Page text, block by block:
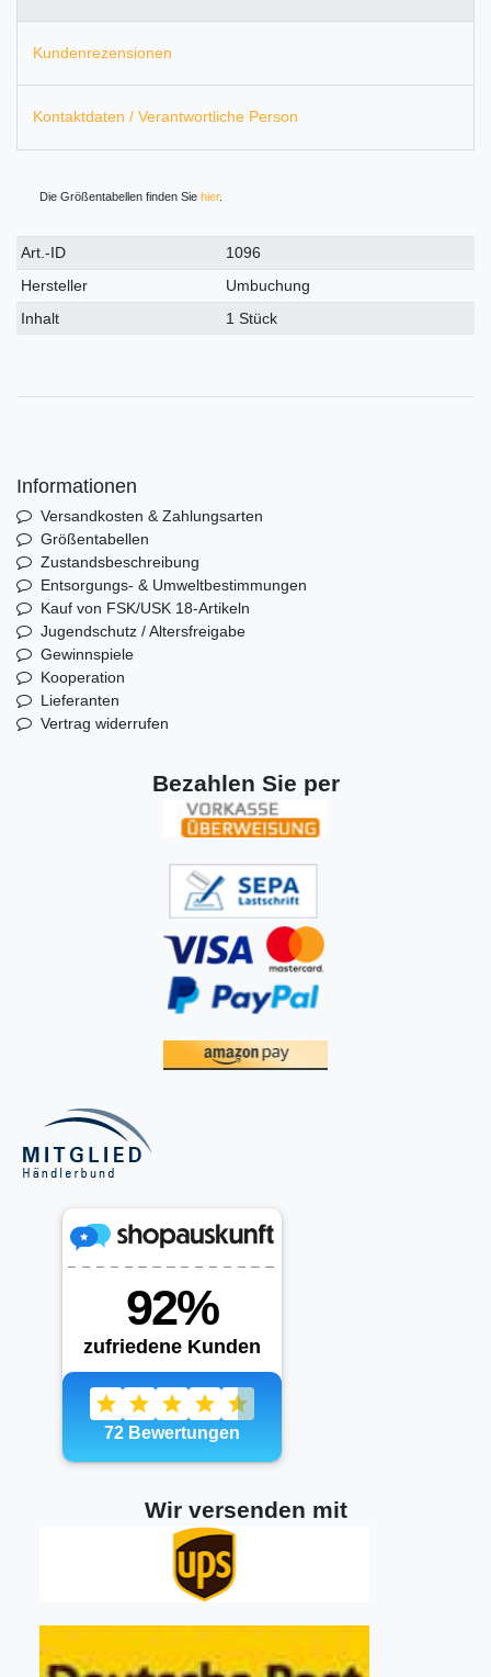
Kundenrezensionen
Kontaktdaten / Verantwortliche Person
Die Größentabellen finden Sie hier.
Technisches
Merkmal
Wert
Art.-ID
1096
Hersteller
Umbuchung
Inhalt
1 Stück
Informationen
Versandkosten & Zahlungsarten
Größentabellen
Zustandsbeschreibung
Entsorgungs- & Umweltbestimmungen
Kauf von FSK/USK 18-Artikeln
Jugendschutz / Altersfreigabe
Gewinnspiele
Kooperation
Lieferanten
Vertrag widerrufen
Bezahlen Sie per
Wir versenden mit